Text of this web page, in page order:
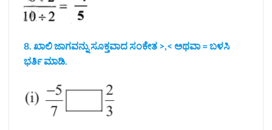
8. ಖಾಲಿ ಜಾಗವನ್ನು ಸೂಕ್ತವಾದ ಸಂಕೇತ >,< ಅಥವಾ = ಬಳಸಿ
ಭರ್ತಿ ಮಾಡಿ.